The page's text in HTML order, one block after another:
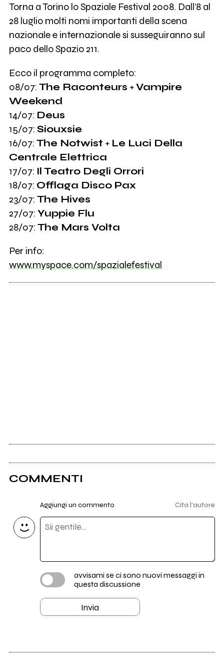
Torna a Torino lo Spaziale Festival 2008. Dall’8 al
28 luglio molti nomi importanti della scena
nazionale e internazionale si susseguiranno sul
paco dello Spazio 211.
Ecco il programma completo:
08/07: The Raconteurs +Vampire
Weekend
14/07: Deus
15/07: Siouxsie
16/07: The Notwist + Le Luci Della
Centrale Elettrica
17/07: Il Teatro Degli Orrori
18/07: Offlaga Disco Pax
23/07: The Hives
27/07: Yuppie Flu
28/07: The Mars Volta
Per info:
www.myspace.com/spazialefestival
COMMENTI
Aggiungi un commento Cita l'autore
avvisami se ci sono nuovi messaggi in
questa discussione
Invia